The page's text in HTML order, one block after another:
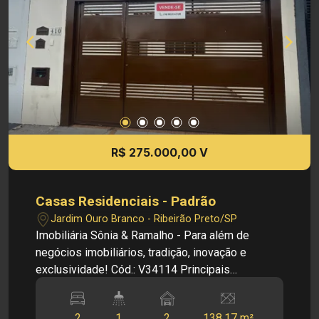
R$ 275.000,00 V
Casas Residenciais - Padrão
Jardim Ouro Branco - Ribeirão Preto/SP
Imobiliária Sônia & Ramalho - Para além de
negócios imobiliários, tradição, inovação e
exclusividade! Cód.: V34114 Principais
jantar - Banheiro social - 2 dormitórios - Cozinha -